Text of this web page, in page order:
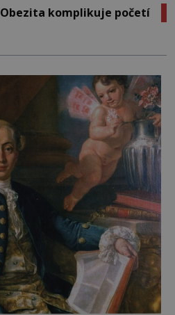
Obezita komplikuje početí